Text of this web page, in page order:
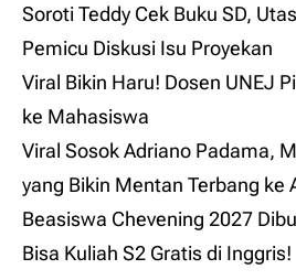
Soroti Teddy Cek Buku SD,
Pemicu Diskusi Isu Proyekan
Viral Bikin Haru! Dosen UNEJ
ke Mahasiswa
Viral Sosok Adriano Padama,
yang Bikin Mentan Terbang ke
Beasiswa Chevening 2027
Bisa Kuliah S2 Gratis di Inggris!